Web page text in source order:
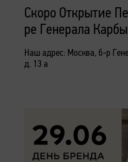
Скоро Открытие
ре Генерала
Наш адрес: Москва, б-р
д. 13 а